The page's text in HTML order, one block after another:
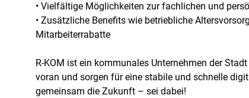
• Vielfältige Möglichkeiten zur fachlichen und
• Zusätzliche Benefits wie betriebliche
Mitarbeiterrabatte
R-KOM ist ein kommunales Unternehmen der
voran und sorgen für eine stabile und schnelle
gemeinsam die Zukunft – sei dabei!